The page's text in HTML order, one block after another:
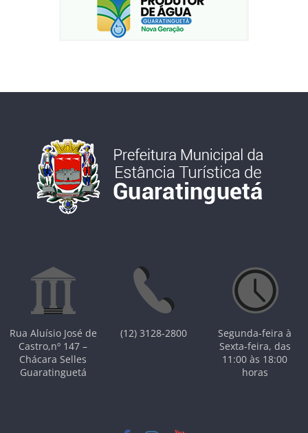
Rua Aluísio José de
Castro,nº 147 –
Chácara Selles
Guaratinguetá
(12) 3128-2800
Segunda-feira à
Sexta-feira, das
11:00 às 18:00
horas